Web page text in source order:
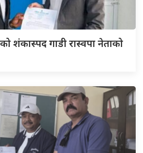
शंकास्पद गाडी रास्वपा नेताको